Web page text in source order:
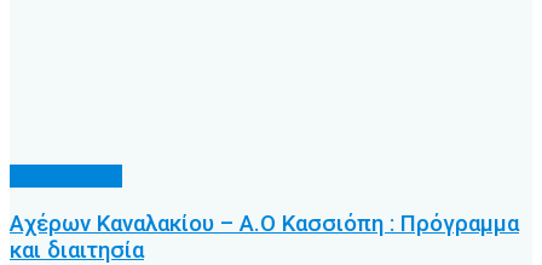
Αχέρων Καναλακίου – Α.Ο Κασσιόπη : Πρόγραμμα
και διαιτησία